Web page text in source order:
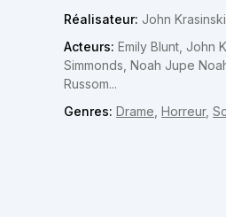
Réalisateur: John Krasinski
Acteurs: Emily Blunt, John
Simmonds, Noah Jupe
Russom...
Genres: Drame Horreur,